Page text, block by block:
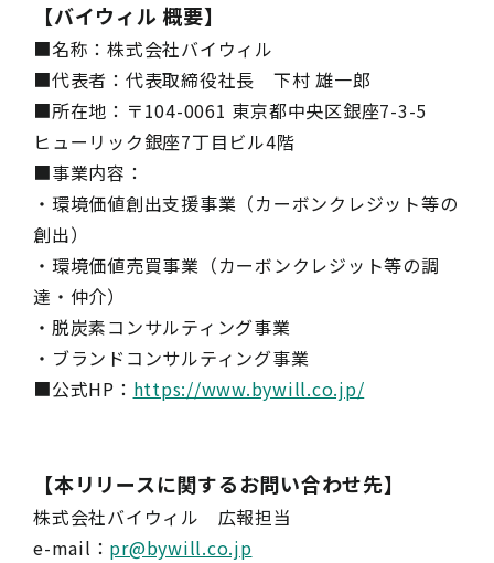
【バイウィル 概要】
■名称：株式会社バイウィル
■代表者：代表取締役社長 下村 雄一郎
■所在地：〒104-0061 東京都中央区銀座7-3-5
ヒューリック銀座7丁目ビル4階
■事業内容：
・環境価値創出支援事業（カーボンクレジット等の
創出）
・環境価値売買事業（カーボンクレジット等の調
達・仲介）
・脱炭素コンサルティング事業
・ブランドコンサルティング事業
■公式HP： https://www.bywill.co.jp/
【本リリースに関するお問い合わせ先】
株式会社バイウィル 広報担当
e-mail： pr@bywill.co.jp